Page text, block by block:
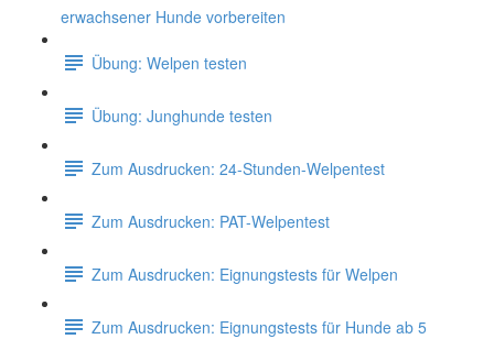
erwachsener Hunde vorbereiten
Übung: Welpen testen
Übung: Junghunde testen
Zum Ausdrucken: 24-Stunden-Welpentest
Zum Ausdrucken: PAT-Welpentest
Zum Ausdrucken: Eignungstests für Welpen
Zum Ausdrucken: Eignungstests für Hunde ab 5